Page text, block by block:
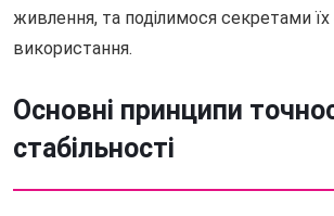
живлення, та поділимося секретами
використання.
Основні принципи
стабільності